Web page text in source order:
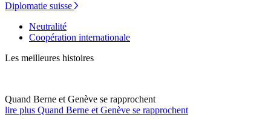
Diplomatie suisse
Neutralité
Coopération internationale
Les meilleures histoires
Quand Berne et Genève se rapprochent
lire plus Quand Berne et Genève se rapprochent